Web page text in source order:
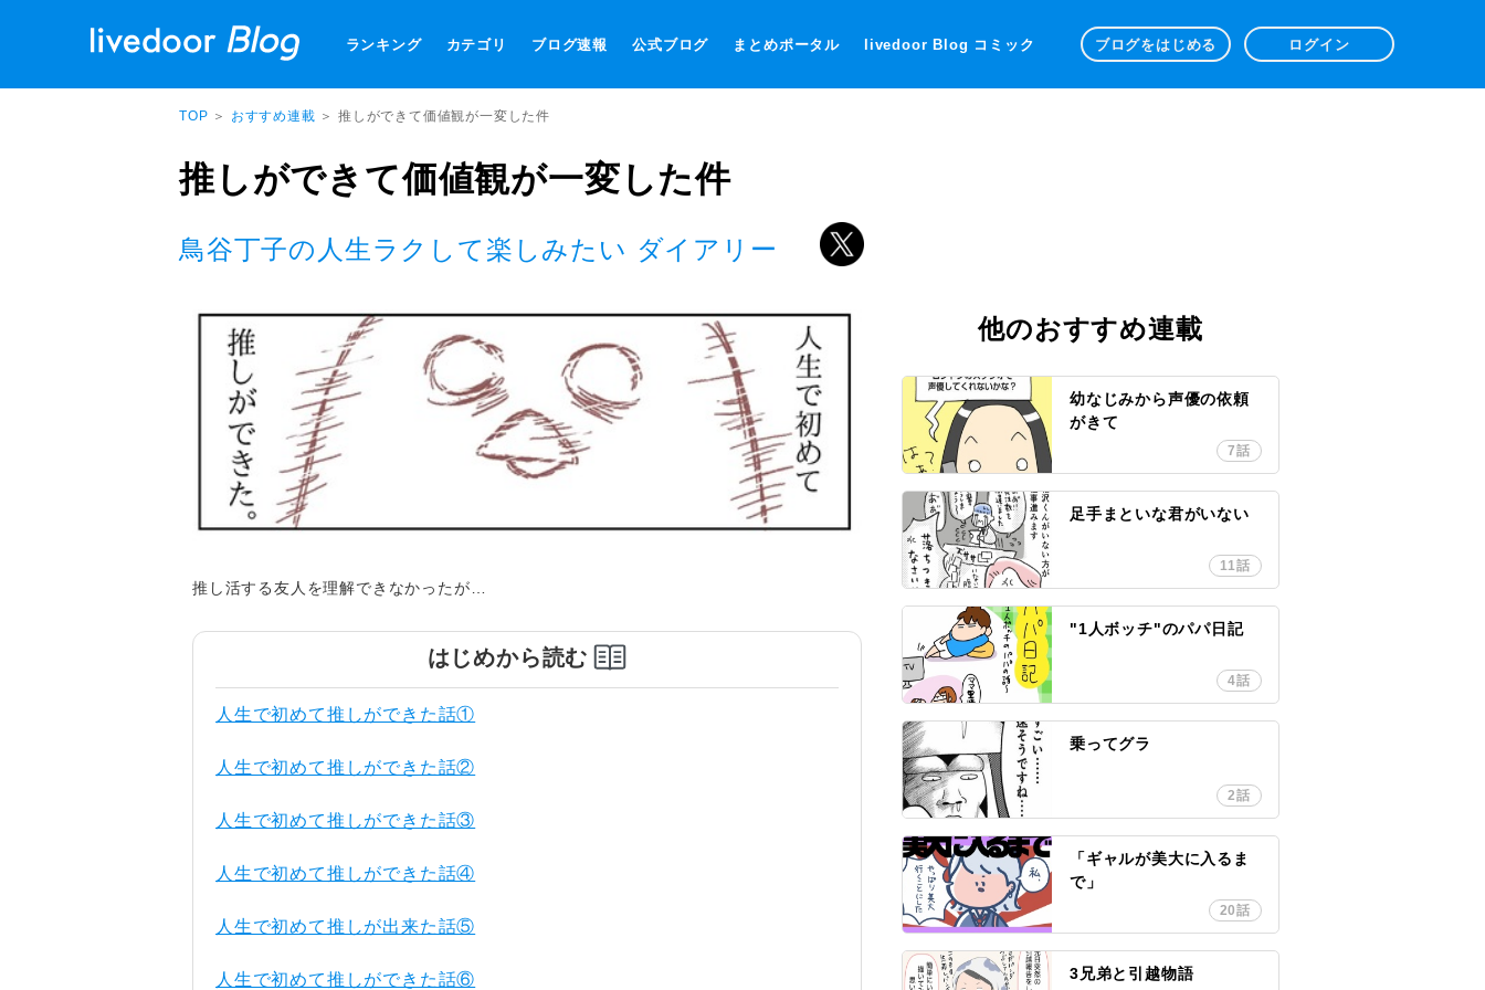
ランキング カテゴリ ブログ速報 公式ブログ まとめポータル livedoor Blog コミック ブログをはじめる ログイン
TOP ＞ おすすめ連載 ＞ 推しができて価値観が一変した件
推しができて価値観が一変した件
鳥谷丁子の人生ラクして楽しみたい ダイアリー
推し活する友人を理解できなかったが…
はじめから読む
人生で初めて推しができた話①
人生で初めて推しができた話②
人生で初めて推しができた話③
人生で初めて推しができた話④
人生で初めて推しが出来た話⑤
人生で初めて推しができた話⑥
他のおすすめ連載
幼なじみから声優の依頼
がきて
7話
足手まといな君がいない
11話
"1人ボッチ"のパパ日記
4話
乗ってグラ
2話
「ギャルが美大に入るま
で」
20話
3兄弟と引越物語